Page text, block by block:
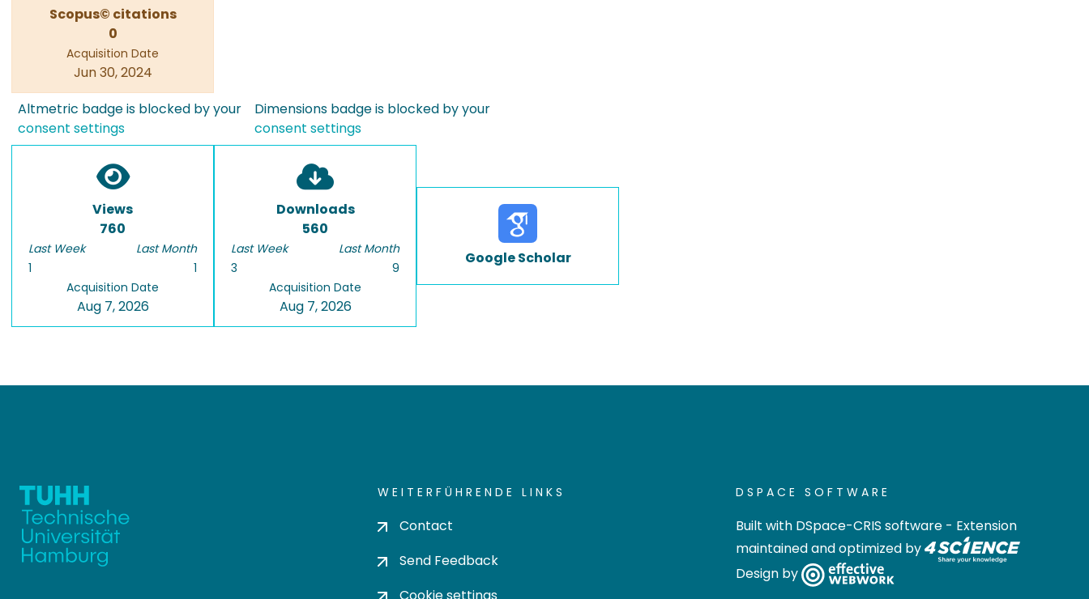
Scopus© citations
0
Acquisition Date
Jun 30, 2024
Altmetric badge is blocked by your
consent settings
Dimensions badge is blocked by your
consent settings
Views
760
Last Week
1
Last Month
1
Acquisition Date
Aug 7, 2026
Downloads
560
Last Week
3
Last Month
9
Acquisition Date
Aug 7, 2026
Google Scholar
WEITERFÜHRENDE LINKS
Contact
Send Feedback
DSPACE SOFTWARE
Built with DSpace-CRIS software - Extension
maintained and optimized by
Design by